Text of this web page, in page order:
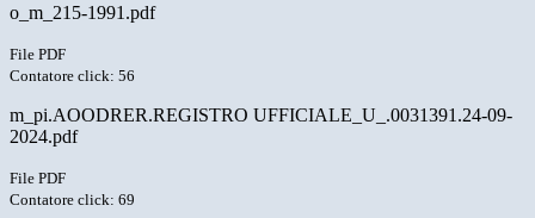
o_m_215-1991.pdf
File PDF
Contatore click: 56
m_pi.AOODRER.REGISTRO UFFICIALE_U_.0031391.24-09-
2024.pdf
File PDF
Contatore click: 69